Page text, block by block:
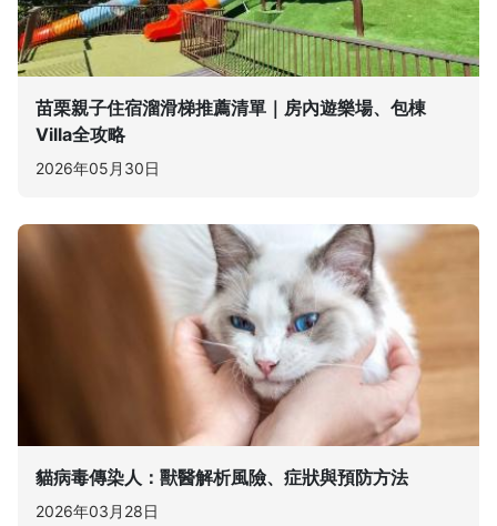
苗栗親子住宿溜滑梯推薦清單｜房內遊樂場、包棟
Villa全攻略
2026年05月30日
貓病毒傳染人：獸醫解析風險、症狀與預防方法
2026年03月28日